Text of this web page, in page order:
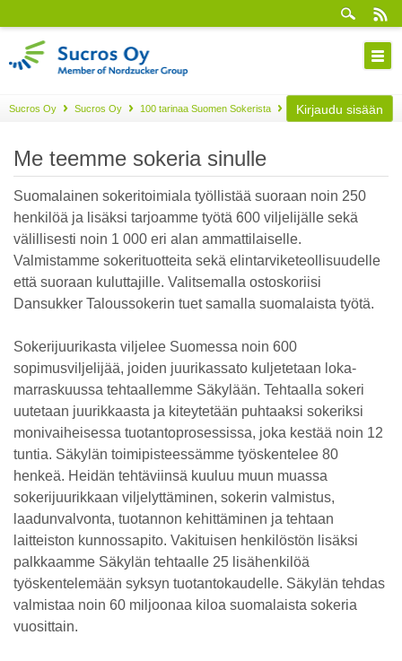
Sucros Oy Sucros Oy 100 tarinaa Suomen Sokerista Osa 88
Kirjaudu sisään
Me teemme sokeria sinulle
Suomalainen sokeritoimiala työllistää suoraan noin 250
henkilöä ja lisäksi tarjoamme työtä 600 viljelijälle sekä
välillisesti noin 1 000 eri alan ammattilaiselle.
Valmistamme sokerituotteita sekä elintarviketeollisuudelle
että suoraan kuluttajille. Valitsemalla ostoskoriisi
Dansukker Taloussokerin tuet samalla suomalaista työtä.
Sokerijuurikasta viljelee Suomessa noin 600
sopimusviljelijää, joiden juurikassato kuljetetaan loka-
marraskuussa tehtaallemme Säkylään. Tehtaalla sokeri
uutetaan juurikkaasta ja kiteytetään puhtaaksi sokeriksi
monivaiheisessa tuotantoprosessissa, joka kestää noin 12
tuntia. Säkylän toimipisteessämme työskentelee 80
henkeä. Heidän tehtäviinsä kuuluu muun muassa
sokerijuurikkaan viljelyttäminen, sokerin valmistus,
laadunvalvonta, tuotannon kehittäminen ja tehtaan
laitteiston kunnossapito. Vakituisen henkilöstön lisäksi
palkkaamme Säkylän tehtaalle 25 lisähenkilöä
työskentelemään syksyn tuotantokaudelle. Säkylän tehdas
valmistaa noin 60 miljoonaa kiloa suomalaista sokeria
vuosittain.